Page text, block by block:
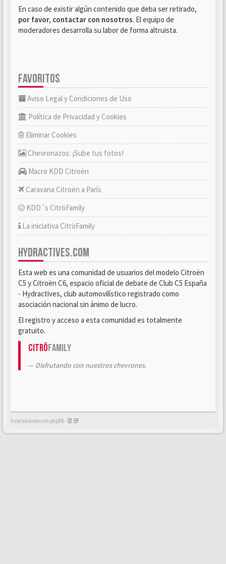
En caso de existir algún contenido que deba ser retirado,
por favor, contactar con nosotros. El equipo de
moderadores desarrolla su labor de forma altruista.
FAVORITOS
Aviso Legal y Condiciones de Uso
Política de Privacidad y Cookies
Eliminar Cookies
Chevronazos: ¡Sube tus fotos!
Macro KDD Citroën
Caravana Citroën a París
KDD´s CitröFamily
La iniciativa CitröFamily
HYDRACTIVES.COM
Esta web es una comunidad de usuarios del modelo Citroën
C5 y Citroën C6, espacio oficial de debate de Club C5 España
- Hydractives, club automovilístico registrado como
asociación nacional sin ánimo de lucro.
El registro y acceso a esta comunidad es totalmente
gratuito.
CitröFamily
Disfrutando con nuestros chevrones.
Funcionando con phpBB -